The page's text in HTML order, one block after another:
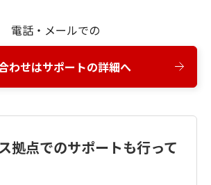
電話・メールでの
わせはサポートの詳細へ
拠点でのサポートも行って